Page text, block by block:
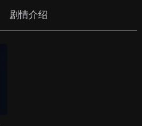
剧情介绍